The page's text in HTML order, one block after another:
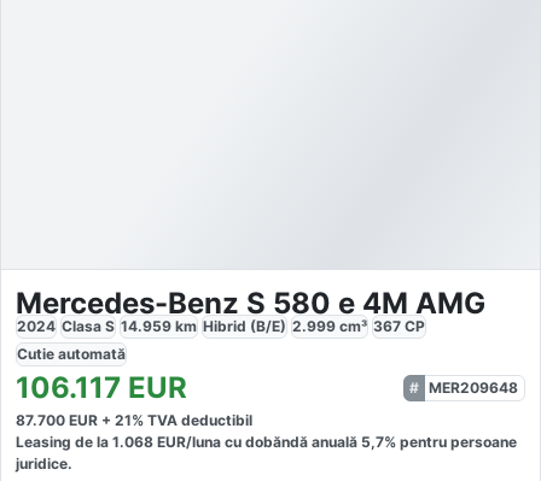
Mercedes-Benz S 580 e 4M AMG
2024 Clasa S 14.959 km Hibrid (B/E) 2.999 cm³ 367 CP
Cutie automată
106.117 EUR
MER209648
87.700 EUR + 21% TVA deductibil
Leasing de la 1.068 EUR/luna cu dobăndă anuală 5,7% pentru persoane
juridice.